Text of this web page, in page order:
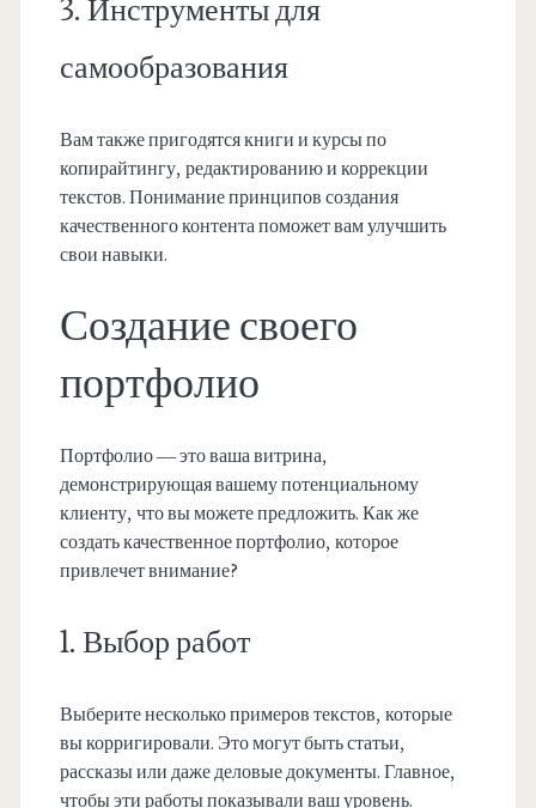
3. Инструменты для
самообразования
Вам также пригодятся книги и курсы по
копирайтингу, редактированию и коррекции
текстов. Понимание принципов создания
качественного контента поможет вам улучшить
свои навыки.
Создание своего
портфолио
Портфолио — это ваша витрина,
демонстрирующая вашему потенциальному
клиенту, что вы можете предложить. Как же
создать качественное портфолио, которое
привлечет внимание?
1. Выбор работ
Выберите несколько примеров текстов, которые
вы корригировали. Это могут быть статьи,
рассказы или даже деловые документы. Главное,
чтобы эти работы показывали ваш уровень.